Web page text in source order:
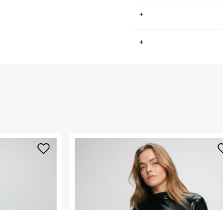
על גבי החבילה
באתר בלבד